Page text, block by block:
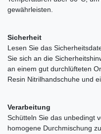
gewährleisten.
Sicherheit
Lesen Sie das
Sie sich an die
an einem gut durchlüfteten
Resin Nitrilhandschuhe und
Verarbeitung
Schütteln Sie das unbedingt
homogene Durchmischung